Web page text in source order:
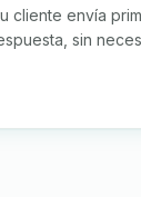
cliente envía
sin